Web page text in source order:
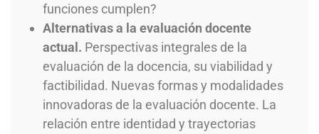
funciones cumplen?
Alternativas a la evaluación docente
actual. Perspectivas integrales de la
evaluación de la docencia, su viabilidad y
factibilidad. Nuevas formas y modalidades
innovadoras de la evaluación docente. La
relación entre identidad y trayectorias